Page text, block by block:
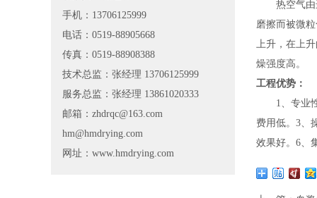
手机：13706125999
电话：0519-88905668
传真：0519-88908388
技术总监：张经理 13706125999
服务总监：张经理 13861020333
邮箱：zhdrqc@163.com
hm@hmdrying.com
网址：www.hmdrying.com
热空气由进
磨擦而被微
上升，在上
燥强度高。
工程优势：
1、专业性
费用低。3、
效果好。6、